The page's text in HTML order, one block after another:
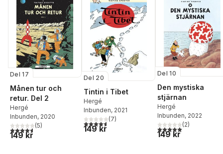
Del 17
Månen tur och
retur. Del 2
Hergé
Inbunden, 2020
4,6utav 5 stjärnor. Totalt antal röster:
(5)
149 kr
Del 20
Tintin i Tibet
Hergé
Inbunden, 2021
4,6utav 5 stjärnor. Totalt antal röster:
(7)
149 kr
Del 10
Den mystiska
stjärnan
Hergé
Inbunden, 2022
5,0utav 5 stjärnor.
(2)
149 kr